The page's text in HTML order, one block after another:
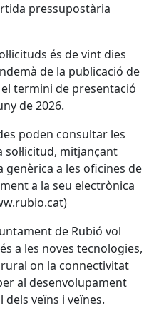
pressupostària
és de vint dies
de la publicació de
el termini de presentació
de 2026.
poden consultar les
mitjançant
a les oficines de
a la seu electrònica
de Rubió vol
a les noves tecnologies,
on la connectivitat
al desenvolupament
veïns i veïnes.